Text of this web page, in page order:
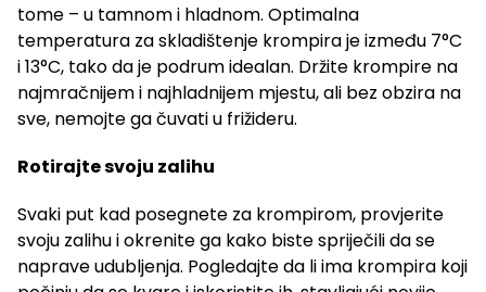
tome – u tamnom i hladnom. Optimalna
temperatura za skladištenje krompira je između 7°C
i 13°C, tako da je podrum idealan. Držite krompire na
najmračnijem i najhladnijem mjestu, ali bez obzira na
sve, nemojte ga čuvati u frižideru.
Rotirajte svoju zalihu
Svaki put kad posegnete za krompirom, provjerite
svoju zalihu i okrenite ga kako biste spriječili da se
naprave udubljenja. Pogledajte da li ima krompira koji